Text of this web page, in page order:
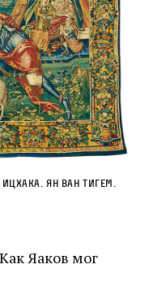
Ян ван Тигем.
Яаков мог